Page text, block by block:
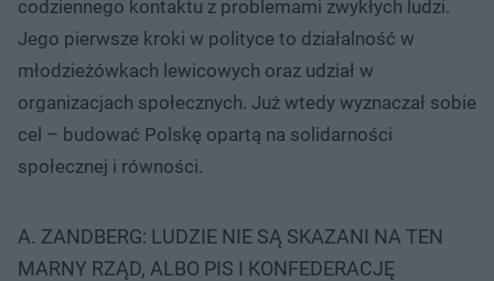
codziennego kontaktu z problemami zwykłych ludzi.
Jego pierwsze kroki w polityce to działalność w
młodzieżówkach lewicowych oraz udział w
organizacjach społecznych. Już wtedy wyznaczał sobie
cel – budować Polskę opartą na solidarności
społecznej i równości.
A. ZANDBERG: LUDZIE NIE SĄ SKAZANI NA TEN
MARNY RZĄD, ALBO PIS I KONFEDERACJĘ